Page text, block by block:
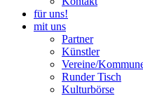
für uns!
mit uns
Partner
Künstler
Vereine/
Runder Tisch
Kulturbörse